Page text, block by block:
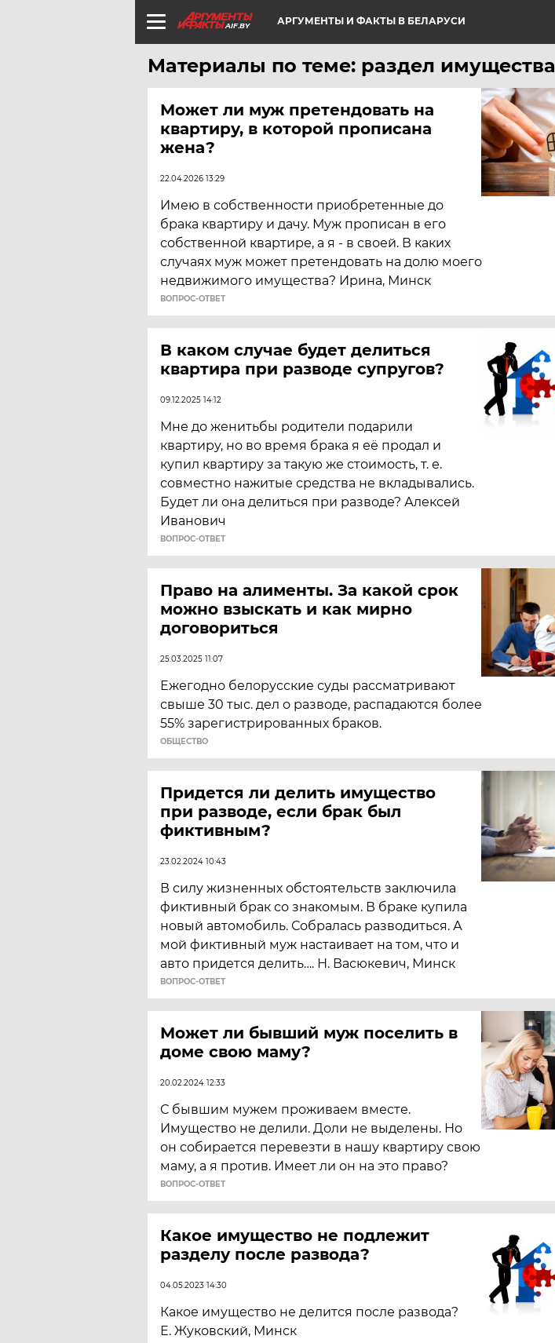
AIF.BY АРГУМЕНТЫ И ФАКТЫ В БЕЛАРУСИ
Материалы по теме: раздел имущества
Может ли муж претендовать на
квартиру, в которой прописана
жена?
22.04.2026 13:29
Имею в собственности приобретенные до
брака квартиру и дачу. Муж прописан в его
собственной квартире, а я - в своей. В каких
случаях муж может претендовать на долю моего
недвижимого имущества? Ирина, Минск
ВОПРОС-ОТВЕТ
​В каком случае будет делиться
квартира при разводе супругов?
09.12.2025 14:12
Мне до женитьбы родители подарили
квартиру, но во время брака я её продал и
купил квартиру за такую же стоимость, т. е.
совместно нажитые средства не вкладывались.
Будет ли она делиться при разводе? Алексей
Иванович
ВОПРОС-ОТВЕТ
Право на алименты. За какой срок
можно взыскать и как мирно
договориться
25.03.2025 11:07
Ежегодно белорусские суды рассматривают
свыше 30 тыс. дел о разводе, распадаются более
55% зарегистрированных браков.
ОБЩЕСТВО
Придется ли делить имущество
при разводе, если брак был
фиктивным?
23.02.2024 10:43
В силу жизненных обстоятельств заключила
фиктивный брак со знакомым. В браке купила
новый автомобиль. Собралась разводиться. А
мой фиктивный муж настаивает на том, что и
авто придется делить…. Н. Васюкевич, Минск
ВОПРОС-ОТВЕТ
Может ли бывший муж поселить в
доме свою маму?
20.02.2024 12:33
С бывшим мужем проживаем вместе.
Имущество не делили. Доли не выделены. Но
он собирается перевезти в нашу квартиру свою
маму, а я против. Имеет ли он на это право?
ВОПРОС-ОТВЕТ
Какое имущество не подлежит
разделу после развода?
04.05.2023 14:30
Какое имущество не делится после развода?
Е. Жуковский, Минск